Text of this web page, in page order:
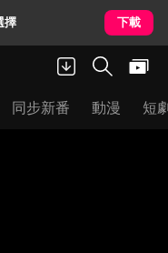
擇 下載
同步新番 動漫 短